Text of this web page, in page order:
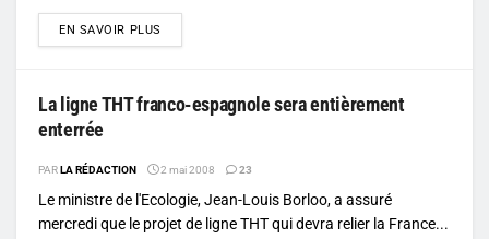
EN SAVOIR PLUS
La ligne THT franco-espagnole sera entièrement
enterrée
PARLA RÉDACTION 2 mai 2008 23
Le ministre de l'Ecologie, Jean-Louis Borloo, a assuré
mercredi que le projet de ligne THT qui devra relier la France...